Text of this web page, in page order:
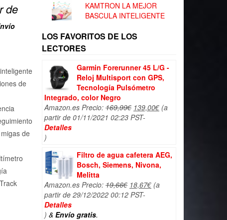
de
de
de
KAMTRON LA MEJOR
BASCULA INTELIGENTE
LOS FAVORITOS DE LOS
LECTORES
Garmin Forerunner 45 L/G -
Reloj Multisport con GPS,
Tecnología Pulsómetro
Integrado, color Negro
Amazon.es Precio: 169,99€ El
precio
139,00€El(a
partir de 01/11/2021 02:23 PST-
Detalles
)
Filtro de agua cafetera AEG,
Bosch, Siemens, Nivona,
Melitta
Amazon.es Precio: 19,66€ El
precio
18,67€El(a
partir de 29/12/2022 00:12 PST-
Detalles
) & Envío gratis.